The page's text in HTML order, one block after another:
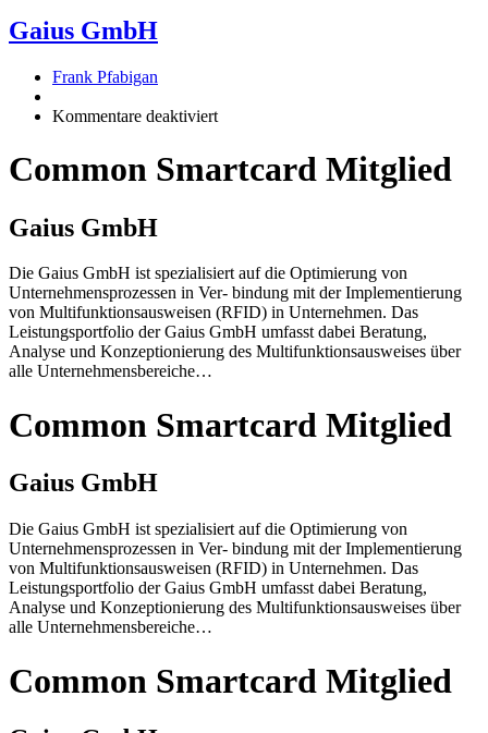
Gaius GmbH
Frank Pfabigan
Kommentare deaktiviertfür
Common Smartcard Mitglied
Gaius GmbH
Die Gaius GmbH ist spezialisiert auf die Optimierung von
Unternehmensprozessen in Ver- bindung mit der Implementierung
von Multifunktionsausweisen (RFID) in Unternehmen. Das
Leistungsportfolio der Gaius GmbH umfasst dabei Beratung,
Analyse und Konzeptionierung des Multifunktionsausweises über
alle Unternehmensbereiche…
Common Smartcard Mitglied
Gaius GmbH
Die Gaius GmbH ist spezialisiert auf die Optimierung von
Unternehmensprozessen in Ver- bindung mit der Implementierung
von Multifunktionsausweisen (RFID) in Unternehmen. Das
Leistungsportfolio der Gaius GmbH umfasst dabei Beratung,
Analyse und Konzeptionierung des Multifunktionsausweises über
alle Unternehmensbereiche…
Common Smartcard Mitglied